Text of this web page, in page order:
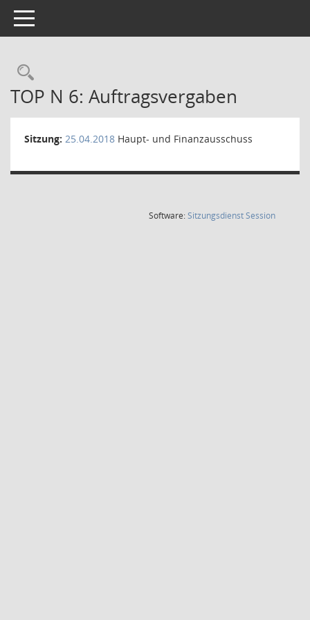
Toggle navigation
Rechercheauswahl
TOP N 6: Auftragsvergaben
Sitzung: 25.04.2018 Haupt- und Finanzausschuss
Software:SitzungsdienstSession(Wird in